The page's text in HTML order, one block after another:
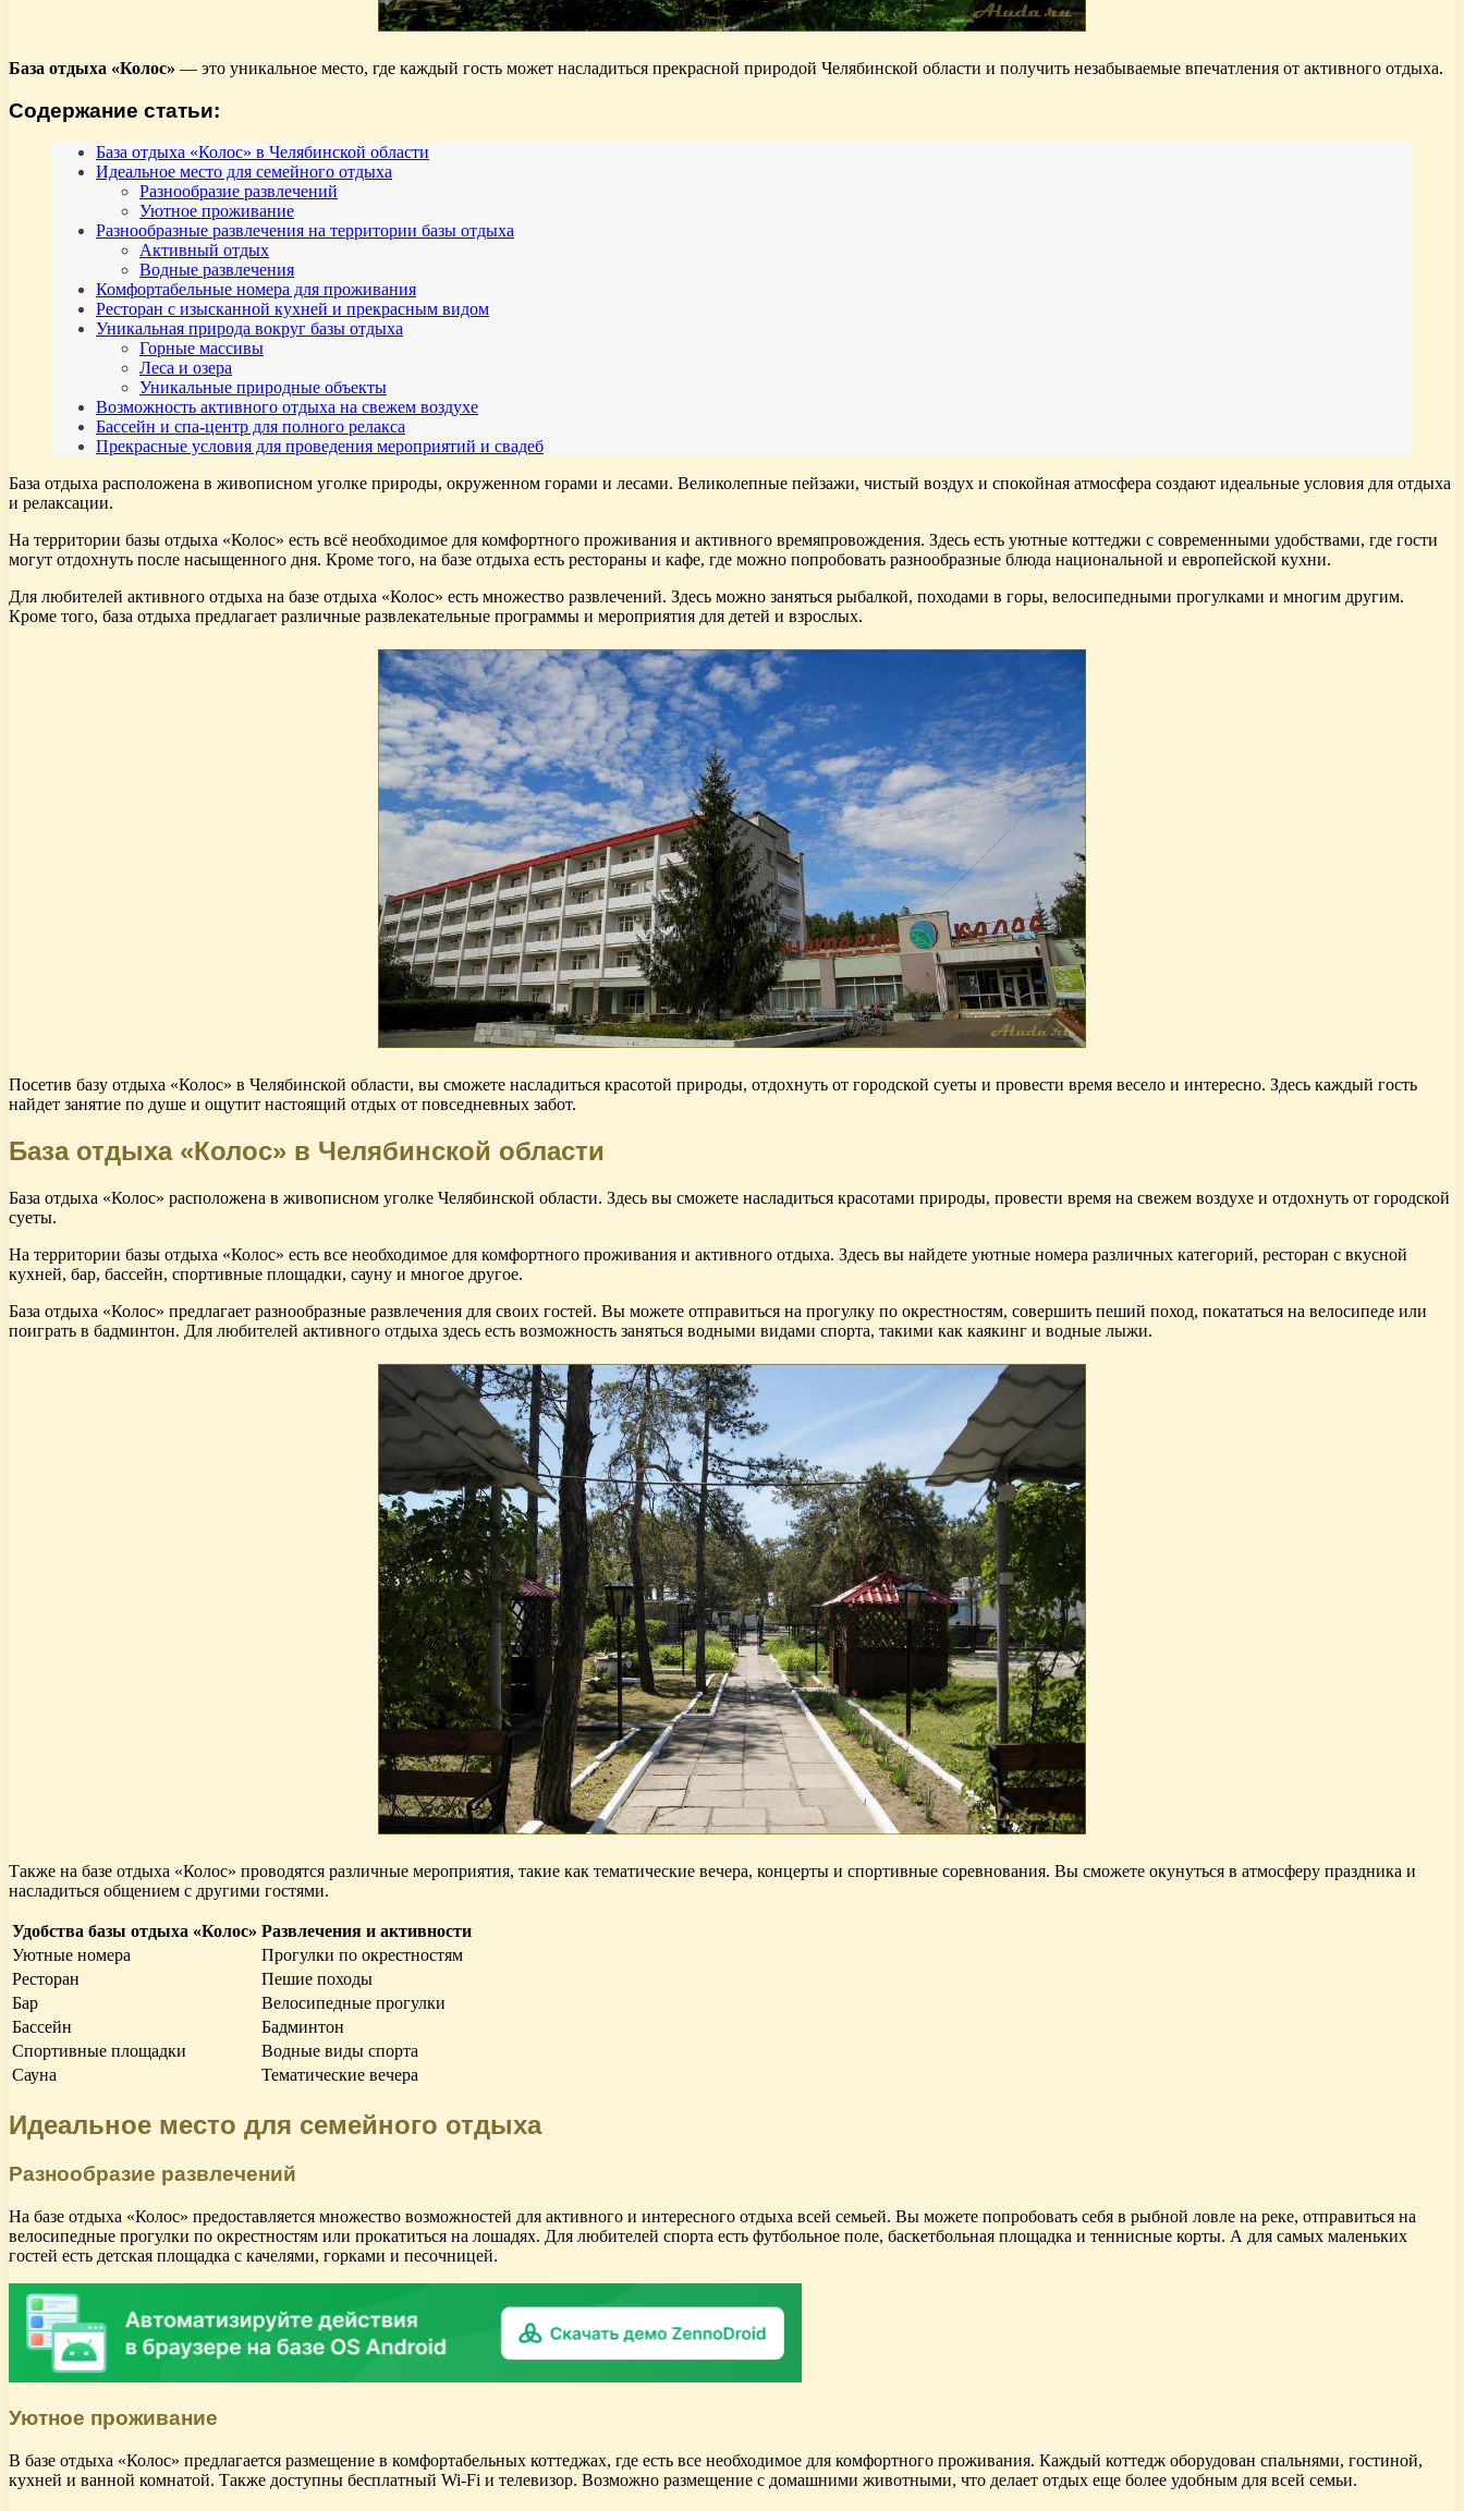
База отдыха «Колос» — это уникальное место, где каждый гость может насладиться прекрасной природой Челябинской области и получить незабываемые впечатления от активного отдыха.
Содержание статьи:
База отдыха «Колос» в Челябинской области
Идеальное место для семейного отдыха
Разнообразие развлечений
Уютное проживание
Разнообразные развлечения на территории базы отдыха
Активный отдых
Водные развлечения
Комфортабельные номера для проживания
Ресторан с изысканной кухней и прекрасным видом
Уникальная природа вокруг базы отдыха
Горные массивы
Леса и озера
Уникальные природные объекты
Возможность активного отдыха на свежем воздухе
Бассейн и спа-центр для полного релакса
Прекрасные условия для проведения мероприятий и свадеб
База отдыха расположена в живописном уголке природы, окруженном горами и лесами. Великолепные пейзажи, чистый воздух и спокойная атмосфера создают идеальные условия для отдыха
и релаксации.
На территории базы отдыха «Колос» есть всё необходимое для комфортного проживания и активного времяпровождения. Здесь есть уютные коттеджи с современными удобствами, где гости
могут отдохнуть после насыщенного дня. Кроме того, на базе отдыха есть рестораны и кафе, где можно попробовать разнообразные блюда национальной и европейской кухни.
Для любителей активного отдыха на базе отдыха «Колос» есть множество развлечений. Здесь можно заняться рыбалкой, походами в горы, велосипедными прогулками и многим другим.
Кроме того, база отдыха предлагает различные развлекательные программы и мероприятия для детей и взрослых.
Посетив базу отдыха «Колос» в Челябинской области, вы сможете насладиться красотой природы, отдохнуть от городской суеты и провести время весело и интересно. Здесь каждый гость
найдет занятие по душе и ощутит настоящий отдых от повседневных забот.
База отдыха «Колос» в Челябинской области
База отдыха «Колос» расположена в живописном уголке Челябинской области. Здесь вы сможете насладиться красотами природы, провести время на свежем воздухе и отдохнуть от городской
суеты.
На территории базы отдыха «Колос» есть все необходимое для комфортного проживания и активного отдыха. Здесь вы найдете уютные номера различных категорий, ресторан с вкусной
кухней, бар, бассейн, спортивные площадки, сауну и многое другое.
База отдыха «Колос» предлагает разнообразные развлечения для своих гостей. Вы можете отправиться на прогулку по окрестностям, совершить пеший поход, покататься на велосипеде или
поиграть в бадминтон. Для любителей активного отдыха здесь есть возможность заняться водными видами спорта, такими как каякинг и водные лыжи.
Также на базе отдыха «Колос» проводятся различные мероприятия, такие как тематические вечера, концерты и спортивные соревнования. Вы сможете окунуться в атмосферу праздника и
насладиться общением с другими гостями.
Удобства базы отдыха «Колос» Развлечения и активности
Уютные номера
Прогулки по окрестностям
Ресторан
Пешие походы
Бар
Велосипедные прогулки
Бассейн
Бадминтон
Спортивные площадки
Водные виды спорта
Сауна
Тематические вечера
Идеальное место для семейного отдыха
Разнообразие развлечений
На базе отдыха «Колос» предоставляется множество возможностей для активного и интересного отдыха всей семьей. Вы можете попробовать себя в рыбной ловле на реке, отправиться на
велосипедные прогулки по окрестностям или прокатиться на лошадях. Для любителей спорта есть футбольное поле, баскетбольная площадка и теннисные корты. А для самых маленьких
гостей есть детская площадка с качелями, горками и песочницей.
Уютное проживание
В базе отдыха «Колос» предлагается размещение в комфортабельных коттеджах, где есть все необходимое для комфортного проживания. Каждый коттедж оборудован спальнями, гостиной,
кухней и ванной комнатой. Также доступны бесплатный Wi-Fi и телевизор. Возможно размещение с домашними животными, что делает отдых еще более удобным для всей семьи.